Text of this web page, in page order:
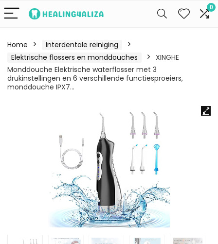
0
Home
Interdentale reiniging
Elektrische flossers en monddouches
XINGHE
Monddouche Elektrische waterflosser met 3
drukinstellingen en 6 verschillende functiesproeiers,
monddouche IPX7…